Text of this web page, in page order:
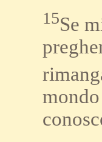
15Se